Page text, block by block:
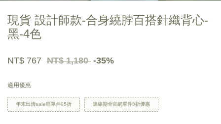
現貨 設計師款-合身繞脖百搭針織背心-
黑-4色
NT$ 767 NT$ 1,180 -35%
適用優惠
年末出清sale區單件65折 連線期全官網單件9折優惠